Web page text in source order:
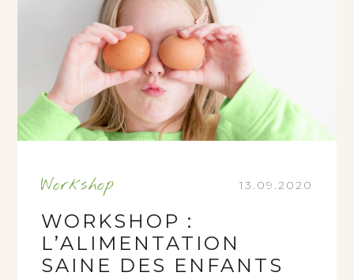
Workshop 13.09.2020
WORKSHOP :
L’ALIMENTATION
SAINE DES ENFANTS